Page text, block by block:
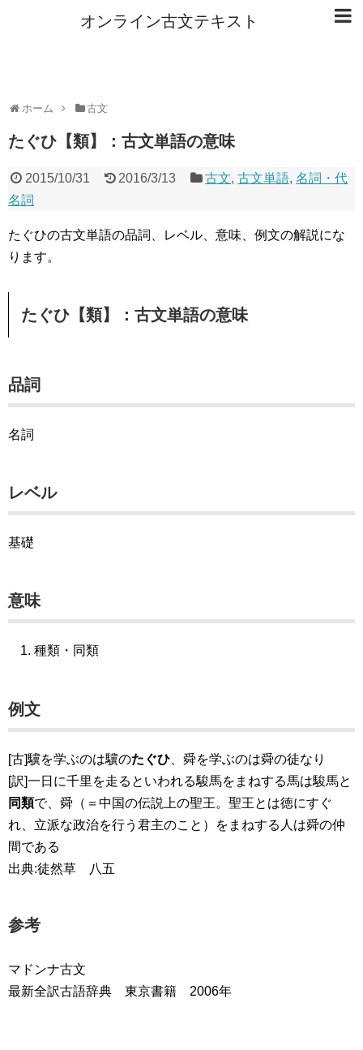
オンライン古文テキスト
ホーム 古文
たぐひ【類】：古文単語の意味
2015/10/31 2016/3/13 古文,古文単語,名詞・代
名詞
たぐひの古文単語の品詞、レベル、意味、例文の解説にな
ります。
たぐひ【類】：古文単語の意味
品詞
名詞
レベル
基礎
意味
種類・同類
例文
[古]驥を学ぶのは驥のたぐひ 、舜を学ぶのは舜の徒なり
[訳]一日に千里を走るといわれる駿馬をまねする馬は駿馬と
同類で、舜（＝中国の伝説上の聖王。聖王とは徳にすぐ
れ、立派な政治を行う君主のこと）をまねする人は舜の仲
間である
出典:徒然草 八五
参考
マドンナ古文
最新全訳古語辞典 東京書籍 2006年